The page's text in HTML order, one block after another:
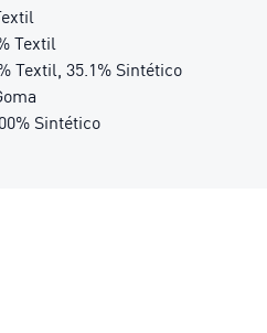
Textil
Textil, 35.1% Sintético
Sintético